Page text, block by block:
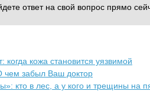
ответ на свой вопрос прямо
когда кожа становится уязвимой
чем забыл Ваш доктор
кто в лес, а у кого и трещины на